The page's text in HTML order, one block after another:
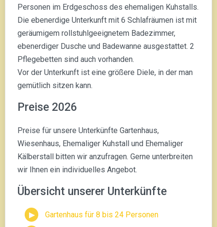
Personen im Erdgeschoss des ehemaligen Kuhstalls.
Die ebenerdige Unterkunft mit 6 Schlafräumen ist mit
geräumigem rollstuhlgeeignetem Badezimmer,
ebenerdiger Dusche und Badewanne ausgestattet. 2
Pflegebetten sind auch vorhanden.
Vor der Unterkunft ist eine größere Diele, in der man
gemütlich sitzen kann.
Preise 2026
Preise für unsere Unterkünfte Gartenhaus,
Wiesenhaus, Ehemaliger Kuhstall und Ehemaliger
Kälberstall bitten wir anzufragen. Gerne unterbreiten
wir Ihnen ein individuelles Angebot.
Übersicht unserer Unterkünfte
Gartenhaus für 8 bis 24 Personen